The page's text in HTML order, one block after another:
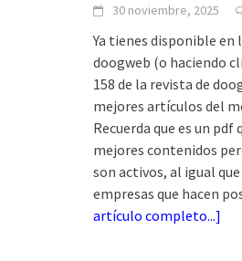
30 noviembre, 2025
Ya tienes disponible en
doogweb (o haciendo
158 de la revista de
mejores artículos del
Recuerda que es un
mejores contenidos
son activos, al igual
empresas que hacen
artículo completo...]